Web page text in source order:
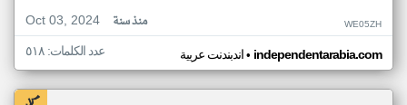
Oct 03, 2024
منذ سنة WE05ZH
اندبندنت عربية• independentarabia.com عدد الكلمات: ٥١٨